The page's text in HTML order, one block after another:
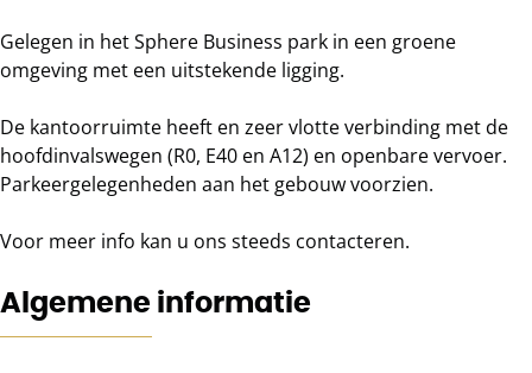
Gelegen in het Sphere Business park in een groene
omgeving met een uitstekende ligging.
De kantoorruimte heeft en zeer vlotte verbinding met de
hoofdinvalswegen (R0, E40 en A12) en openbare vervoer.
Parkeergelegenheden aan het gebouw voorzien.
Voor meer info kan u ons steeds contacteren.
Algemene informatie